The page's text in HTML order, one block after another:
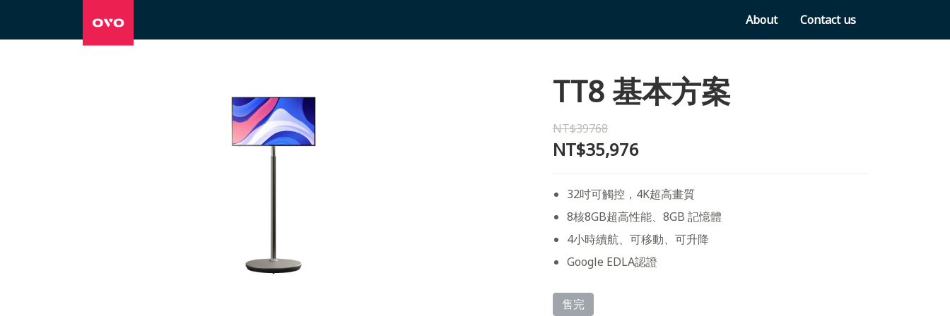
About Contact us
TT8 基本方案
NT$39768
NT$35,976
32吋可觸控，4K超高畫質
8核8GB超高性能、8GB 記憶體
4小時續航、可移動、可升降
Google EDLA認證
售完